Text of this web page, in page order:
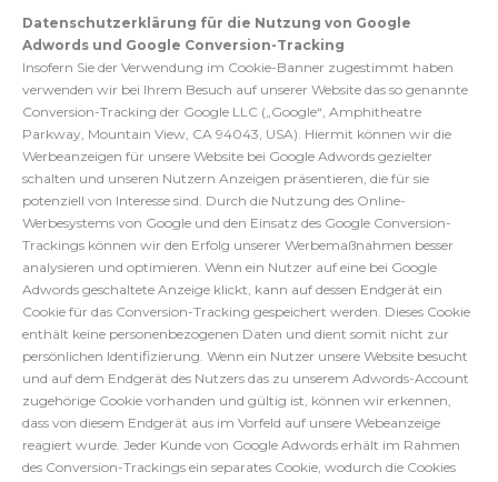
Datenschutzerklärung für die Nutzung von Google
Adwords und Google Conversion-Tracking
Insofern Sie der Verwendung im Cookie-Banner zugestimmt haben
verwenden wir bei Ihrem Besuch auf unserer Website das so genannte
Conversion-Tracking der Google LLC („Google“, Amphitheatre
Parkway, Mountain View, CA 94043, USA). Hiermit können wir die
Werbeanzeigen für unsere Website bei Google Adwords gezielter
schalten und unseren Nutzern Anzeigen präsentieren, die für sie
potenziell von Interesse sind. Durch die Nutzung des Online-
Werbesystems von Google und den Einsatz des Google Conversion-
Trackings können wir den Erfolg unserer Werbemaßnahmen besser
analysieren und optimieren. Wenn ein Nutzer auf eine bei Google
Adwords geschaltete Anzeige klickt, kann auf dessen Endgerät ein
Cookie für das Conversion-Tracking gespeichert werden. Dieses Cookie
enthält keine personenbezogenen Daten und dient somit nicht zur
persönlichen Identifizierung. Wenn ein Nutzer unsere Website besucht
und auf dem Endgerät des Nutzers das zu unserem Adwords-Account
zugehörige Cookie vorhanden und gültig ist, können wir erkennen,
dass von diesem Endgerät aus im Vorfeld auf unsere Webeanzeige
reagiert wurde. Jeder Kunde von Google Adwords erhält im Rahmen
des Conversion-Trackings ein separates Cookie, wodurch die Cookies